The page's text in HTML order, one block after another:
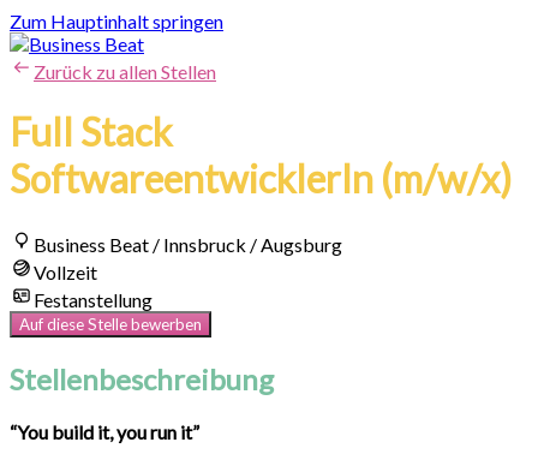
Zum Hauptinhalt springen
Zurück zu allen Stellen
Full Stack
SoftwareentwicklerIn (m/w/x)
Business Beat / Innsbruck / Augsburg
Vollzeit
Festanstellung
Auf diese Stelle bewerben
Stellenbeschreibung
“You build it, you run it”